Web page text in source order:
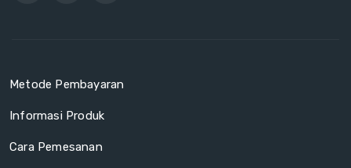
Metode Pembayaran
Informasi Produk
Cara Pemesanan